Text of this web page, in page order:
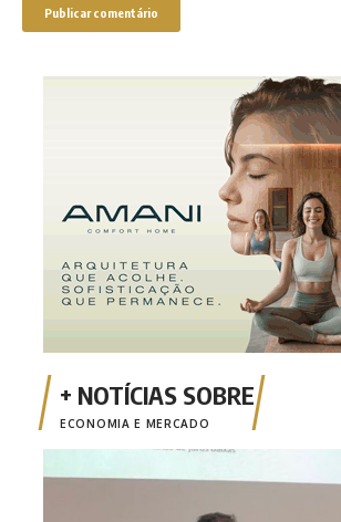
ECONOMIA E MERCADO